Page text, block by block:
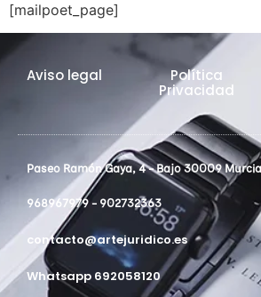
[mailpoet_page]
Aviso legal
Política
Privacidad
Paseo Ramón Gaya, 4 - Bajo 30009 Murcia
968967979 - 902732363
contacto@artejuridico.es
Whatsapp 692058120